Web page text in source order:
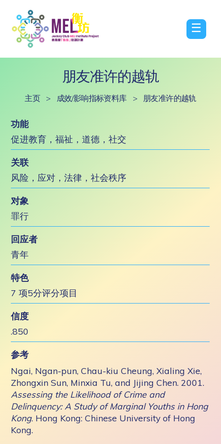
☰
朋友准许的越轨
主页 > 成效/影响指标资料库 > 朋友准许的越轨
功能
促进教育，福祉，道德，社交
关联
风险，应对，法律，社会秩序
对象
罪行
回应者
青年
特色
7 项5分评分项目
信度
.850
参考
Ngai, Ngan-pun, Chau-kiu Cheung, Xialing Xie,
Zhongxin Sun, Minxia Tu, and Jijing Chen. 2001.
Assessing the Likelihood of Crime and
Delinquency: A Study of Marginal Youths in Hong
Kong. Hong Kong: Chinese University of Hong
Kong.